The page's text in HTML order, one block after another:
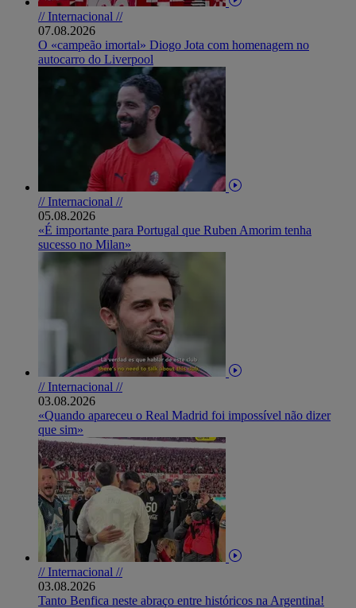
// Internacional //
07.08.2026
O «campeão imortal» Diogo Jota com homenagem no
autocarro do Liverpool
// Internacional //
05.08.2026
«É importante para Portugal que Ruben Amorim tenha
sucesso no Milan»
// Internacional //
03.08.2026
«Quando apareceu o Real Madrid foi impossível não dizer
que sim»
// Internacional //
03.08.2026
Tanto Benfica neste abraço entre históricos na Argentina!